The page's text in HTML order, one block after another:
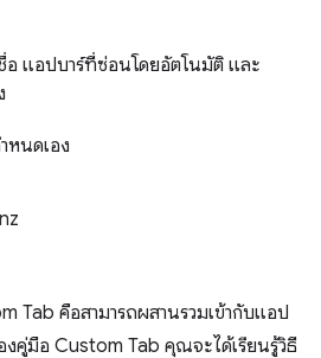
อ แอปบาร์ที่ซ่อนโดยอัตโนมัติ และ
หนดเอง
Tab คือสามารถผสานรวมเข้ากับแอป
งคู่มือ Custom Tab คุณจะได้เรียนรู้วิธี